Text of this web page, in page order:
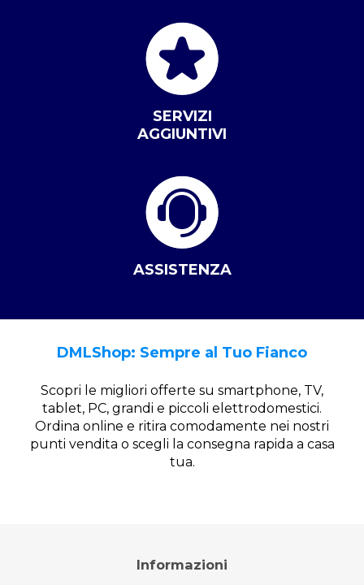
SERVIZI
AGGIUNTIVI
ASSISTENZA
DMLShop: Sempre al Tuo Fianco
Scopri le migliori offerte su smartphone, TV,
tablet, PC, grandi e piccoli elettrodomestici.
Ordina online e ritira comodamente nei nostri
punti vendita o scegli la consegna rapida a casa
tua.
Informazioni